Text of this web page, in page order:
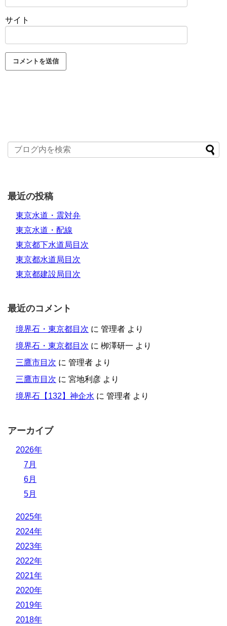
サイト
最近の投稿
東京水道・震対弁
東京水道・配線
東京都下水道局目次
東京都水道局目次
東京都建設局目次
最近のコメント
境界石・東京都目次 に 管理者 より
境界石・東京都目次 に 栁澤研一 より
三鷹市目次 に 管理者 より
三鷹市目次 に 宮地利彦 より
境界石【132】神企水 に 管理者 より
アーカイブ
2026年
7月
6月
5月
2025年
2024年
2023年
2022年
2021年
2020年
2019年
2018年